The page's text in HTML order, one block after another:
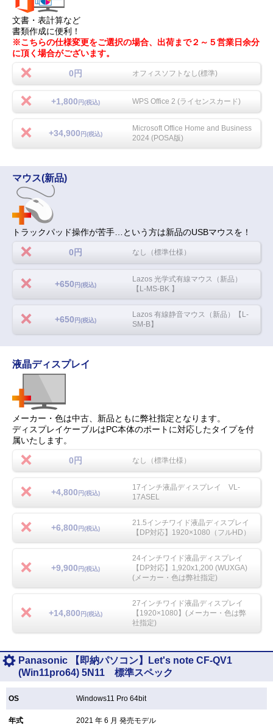
文書・表計算など
書類作成に便利！
※こちらの仕様変更をご選択の場合、出荷まで２～５営業日余分
に頂く場合がございます。
0円 オフィスソフトなし(標準)
+1,800 円(税込) WPS Office 2 (ライセンスカード)
+34,900 円(税込)
Microsoft Office Home and Business
2024 (POSA版)
マウス(新品)
トラックパッド操作が苦手…という方は新品のUSBマウスを！
0円 なし（標準仕様）
+650 円(税込)
Lazos 光学式有線マウス（新品）
【L-MS-BK 】
+650 円(税込)
Lazos 有線静音マウス（新品）【L-
SM-B】
液晶ディスプレイ
メーカー・色は中古、新品ともに弊社指定となります。
ディスプレイケーブルはPC本体のポートに対応したタイプを付
属いたします。
0円 なし（標準仕様）
+4,800 円(税込)
17インチ液晶ディスプレイ VL-
17ASEL
+6,800 円(税込)
21.5インチワイド液晶ディスプレイ
【DP対応】1920×1080（フルHD）
+9,900 円(税込)
24インチワイド液晶ディスプレイ
【DP対応】1,920x1,200 (WUXGA)
(メーカー・色は弊社指定)
+14,800 円(税込)
27インチワイド液晶ディスプレイ
【1920×1080】(メーカー・色は弊
社指定)
Panasonic 【即納パソコン】Let's note CF-QV1
(Win11pro64) 5N11 標準スペック
OS Windows11 Pro 64bit
年式 2021 年 6 月 発売モデル